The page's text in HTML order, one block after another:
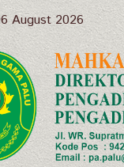
August 2026